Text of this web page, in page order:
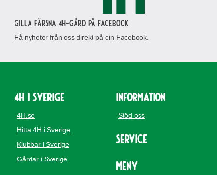
Gilla Färsna 4H-gård på Facebook
Få nyheter från oss direkt på din Facebook.
4H i Sverige
4H.se
Hitta 4H i Sverige
Klubbar i Sverige
Gårdar i Sverige
Information
Stöd oss
Service
Meny